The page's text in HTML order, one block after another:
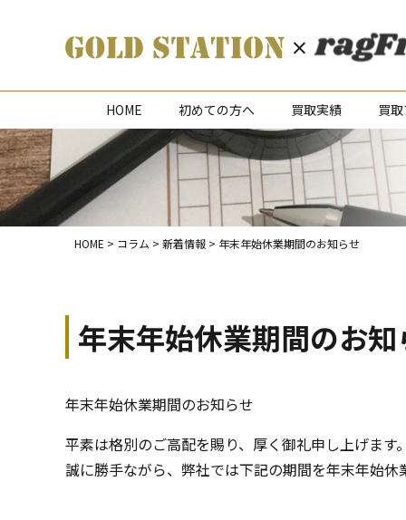
HOME 初めての方へ 買取実績 買
HOME > コラム > 新着情報 > 年末年始休業期間のお知らせ
年末年始休業期間のお知
年末年始休業期間のお知らせ
平素は格別のご高配を賜り、厚く御礼申し上げます
誠に勝手ながら、弊社では下記の期間を年末年始休